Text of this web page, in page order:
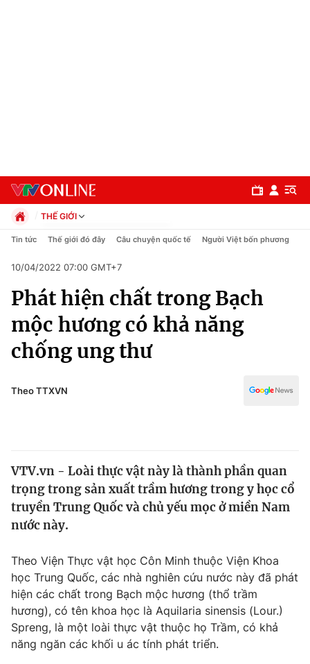
Chuyên mục
Chính trị
Xã hội
Pháp luật
Thế giới
Tin tức
Thế giới đó đây
Câu chuyện quốc tế
Kinh tế
Thị trường
Góc doanh nghiệp
Dữ liệu và đời sống
Truyền hình
Phim VTV
Hậu trường
Giải trí
THẾ GIỚI
Chính trị
Pháp luật
Kinh tế
Thể thao
Truyền hình
Văn hóa - Giải trí
Y tế
Tin tức Thế giới đó đây Câu chuyện quốc tế Người Việt bốn phương
10/04/2022 07:00 GMT+7
Phát hiện chất trong Bạch
mộc hương có khả năng
chống ung thư
Theo TTXVN
VTV.vn - Loài thực vật này là thành phần quan
trọng trong sản xuất trầm hương trong y học cổ
truyền Trung Quốc và chủ yếu mọc ở miền Nam
nước này.
Theo Viện Thực vật học Côn Minh thuộc Viện Khoa
học Trung Quốc, các nhà nghiên cứu nước này đã phát
hiện các chất trong Bạch mộc hương (thổ trầm
hương), có tên khoa học là Aquilaria sinensis (Lour.)
Spreng, là một loài thực vật thuộc họ Trầm, có khả
năng ngăn các khối u ác tính phát triển.